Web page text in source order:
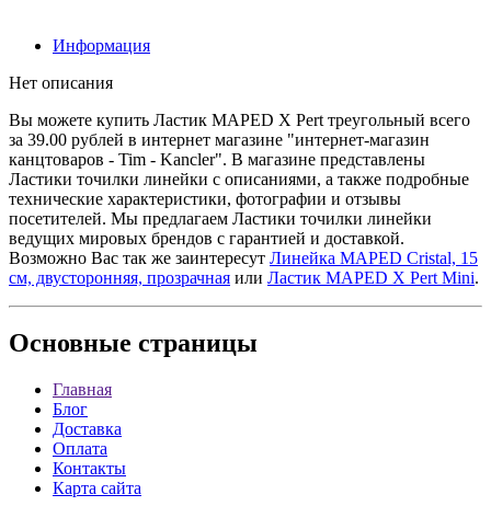
Информация
Нет описания
Вы можете купить Ластик MAPED X Pert треугольный всего
за 39.00 рублей в интернет магазине "интернет-магазин
канцтоваров - Tim - Kancler". В магазине представлены
Ластики точилки линейки с описаниями, а также подробные
технические характеристики, фотографии и отзывы
посетителей. Мы предлагаем Ластики точилки линейки
ведущих мировых брендов с гарантией и доставкой.
Возможно Вас так же заинтересут Линейка MAPED Cristal, 15
см, двусторонняя, прозрачная или Ластик MAPED X Pert Mini.
Основные страницы
Главная
Блог
Доставка
Оплата
Контакты
Карта сайта